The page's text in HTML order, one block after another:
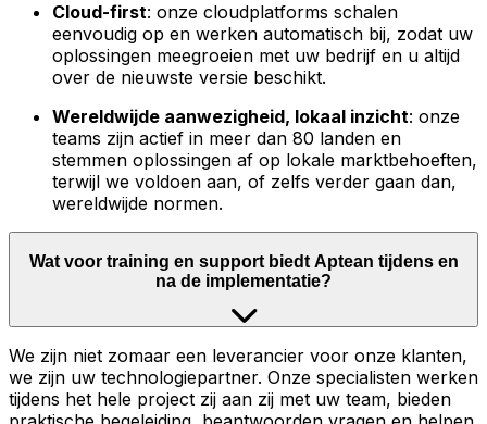
Cloud-first: onze cloudplatforms schalen
eenvoudig op en werken automatisch bij, zodat uw
oplossingen meegroeien met uw bedrijf en u altijd
over de nieuwste versie beschikt.
Wereldwijde aanwezigheid, lokaal inzicht: onze
teams zijn actief in meer dan 80 landen en
stemmen oplossingen af op lokale marktbehoeften,
terwijl we voldoen aan, of zelfs verder gaan dan,
wereldwijde normen.
Wat voor training en support biedt Aptean tijdens en
na de implementatie?
We zijn niet zomaar een leverancier voor onze klanten,
we zijn uw technologiepartner. Onze specialisten werken
tijdens het hele project zij aan zij met uw team, bieden